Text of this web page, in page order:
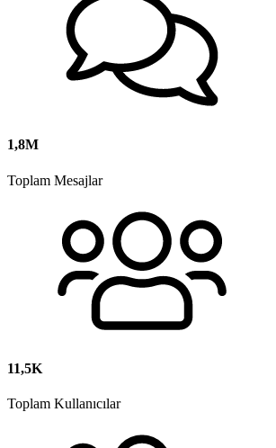
1,8M
Toplam Mesajlar
11,5K
Toplam Kullanıcılar